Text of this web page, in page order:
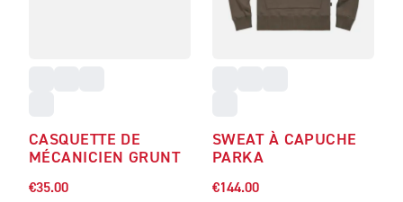
CASQUETTE DE
MÉCANICIEN GRUNT
€35.00
SWEAT À CAPUCHE
PARKA
€144.00